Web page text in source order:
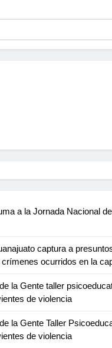
a la Jornada Nacional de
captura a
ocurridos en la
la Gente taller
de violencia
la Gente Taller
de violencia